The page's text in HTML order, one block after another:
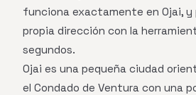
funciona exactamente en Ojai,
propia dirección con la
segundos.
Ojai es una pequeña ciudad
el Condado de Ventura con una